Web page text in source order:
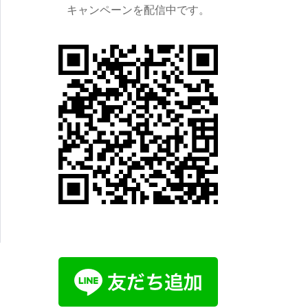
キャンペーンを配信中です。